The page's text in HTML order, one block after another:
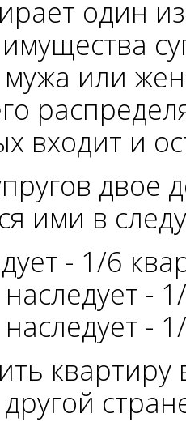
один
мужа или
входит и
двое
ими в
- 1/6
-
-
квартиру